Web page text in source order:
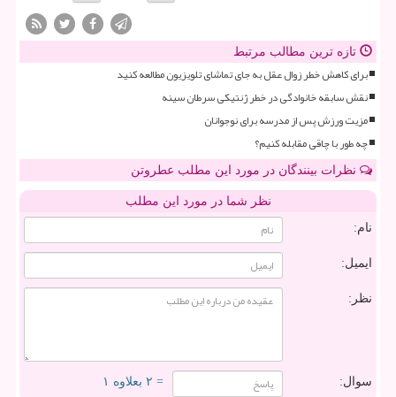
تازه ترین مطالب مرتبط
برای کاهش خطر زوال عقل به جای تماشای تلویزیون مطالعه کنید
نقش سابقه خانوادگی در خطر ژنتیکی سرطان سینه
مزیت ورزش پس از مدرسه برای نوجوانان
چه طور با چاقی مقابله کنیم؟
نظرات بینندگان در مورد این مطلب عطروتن
نظر شما در مورد این مطلب
نام:
ایمیل:
نظر:
سوال: = ۲ بعلاوه ۱